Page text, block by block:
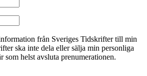
från Sveriges Tidskrifter till min
ska inte dela eller sälja min personliga
som helst avsluta prenumerationen.